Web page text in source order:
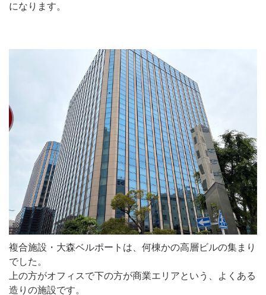
になります。
複合施設・大森ベルポートは、何棟かの高層ビルの集まり
でした。
上の方がオフィスで下の方が商業エリアという、よくある
造りの施設です。